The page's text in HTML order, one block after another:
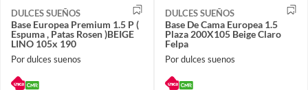
DULCES SUEÑOS
Base Europea Premium 1.5 P (
Espuma , Patas Rosen )BEIGE
LINO 105x 190
Por dulces suenos
DULCES SUEÑOS
Base De Cama Europea 1.5
Plaza 200X105 Beige Claro
Felpa
Por dulces suenos